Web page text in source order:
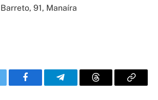
91, Manaíra
FacebookTelegramThreads Copy